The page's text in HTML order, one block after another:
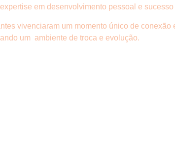
em desenvolvimento pessoal e
vivenciaram um momento único de conexão
um ambiente de troca e evolução.